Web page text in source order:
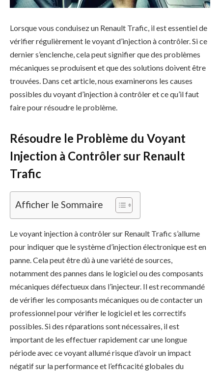
Lorsque vous conduisez un Renault Trafic, il est essentiel de
vérifier régulièrement le voyant d’injection à contrôler. Si ce
dernier s’enclenche, cela peut signifier que des problèmes
mécaniques se produisent et que des solutions doivent être
trouvées. Dans cet article, nous examinerons les causes
possibles du voyant d’injection à contrôler et ce qu’il faut
faire pour résoudre le problème.
Résoudre le Problème du Voyant
Injection à Contrôler sur Renault
Trafic
Afficher le Sommaire
Le voyant injection à contrôler sur Renault Trafic s’allume
pour indiquer que le système d’injection électronique est en
panne. Cela peut être dû à une variété de sources,
notamment des pannes dans le logiciel ou des composants
mécaniques défectueux dans l’injecteur. Il est recommandé
de vérifier les composants mécaniques ou de contacter un
professionnel pour vérifier le logiciel et les correctifs
possibles. Si des réparations sont nécessaires, il est
important de les effectuer rapidement car une longue
période avec ce voyant allumé risque d’avoir un impact
négatif sur la performance et l’efficacité globales du